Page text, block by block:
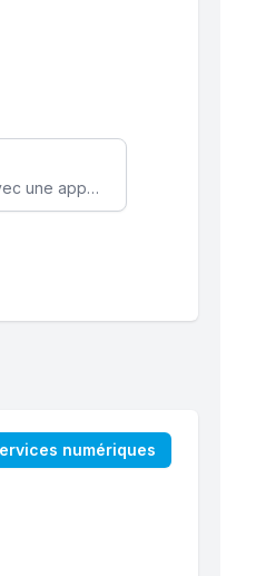
Augmentez l’engagement client et simplifiez vos processus avec une application mobile sur mesure, disponible sur iOS et Android.
numériques